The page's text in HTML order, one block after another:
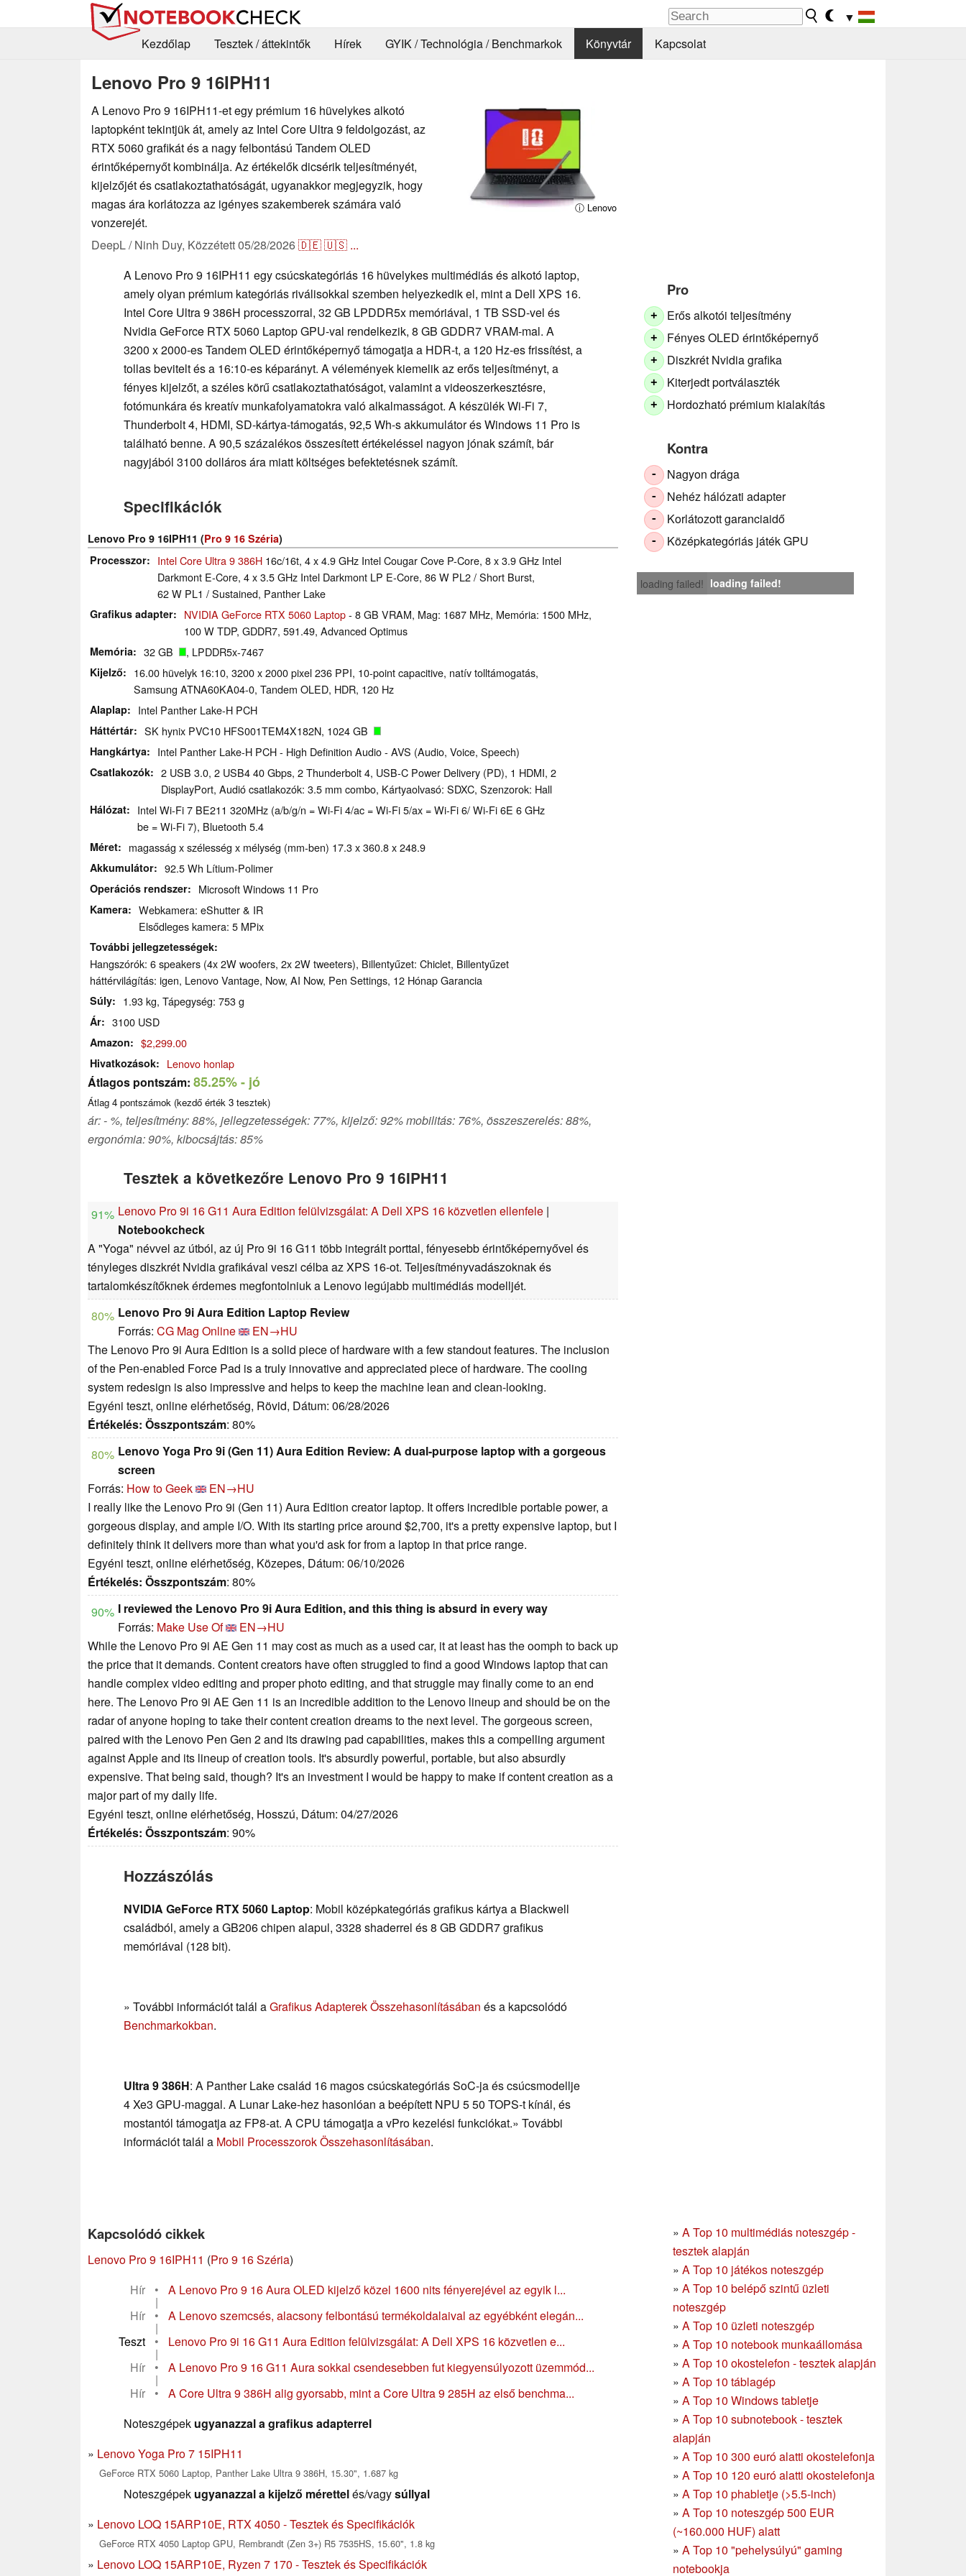
▼
Kezdőlap
Tesztek / áttekintők Hírek GYIK / Technológia / Benchmarkok Könyvtár Kapcsolat
Lenovo Pro 9 16IPH11
ⓘ Lenovo
A Lenovo Pro 9 16IPH11-et egy prémium 16 hüvelykes alkotó
laptopként tekintjük át, amely az Intel Core Ultra 9 feldolgozást, az
RTX 5060 grafikát és a nagy felbontású Tandem OLED
érintőképernyőt kombinálja. Az értékelők dicsérik teljesítményét,
kijelzőjét és csatlakoztathatóságát, ugyanakkor megjegyzik, hogy
magas ára korlátozza az igényes szakemberek számára való
vonzerejét.
DeepL / Ninh Duy, Közzétett05/28/2026🇩🇪🇺🇸 ...
Pro
+ Erős alkotói teljesítmény
+ Fényes OLED érintőképernyő
+ Diszkrét Nvidia grafika
+ Kiterjedt portválaszték
+ Hordozható prémium kialakítás
Kontra
- Nagyon drága
- Nehéz hálózati adapter
- Korlátozott garanciaidő
- Középkategóriás játék GPU
loading failed! loading failed!
A Lenovo Pro 9 16IPH11 egy csúcskategóriás 16 hüvelykes multimédiás és alkotó laptop,
amely olyan prémium kategóriás riválisokkal szemben helyezkedik el, mint a Dell XPS 16.
Intel Core Ultra 9 386H processzorral, 32 GB LPDDR5x memóriával, 1 TB SSD-vel és
Nvidia GeForce RTX 5060 Laptop GPU-val rendelkezik, 8 GB GDDR7 VRAM-mal. A
3200 x 2000-es Tandem OLED érintőképernyő támogatja a HDR-t, a 120 Hz-es frissítést, a
tollas bevitelt és a 16:10-es képarányt. A vélemények kiemelik az erős teljesítményt, a
fényes kijelzőt, a széles körű csatlakoztathatóságot, valamint a videoszerkesztésre,
fotómunkára és kreatív munkafolyamatokra való alkalmasságot. A készülék Wi-Fi 7,
Thunderbolt 4, HDMI, SD-kártya-támogatás, 92,5 Wh-s akkumulátor és Windows 11 Pro is
található benne. A 90,5 százalékos összesített értékeléssel nagyon jónak számít, bár
nagyjából 3100 dolláros ára miatt költséges befektetésnek számít.
Specifikációk
Lenovo Pro 9 16IPH11 (Pro 9 16 Széria)
Processzor
Intel Core Ultra 9 386H 16c/16t, 4 x 4.9 GHz Intel Cougar Cove P-Core, 8 x 3.9 GHz Intel
Darkmont E-Core, 4 x 3.5 GHz Intel Darkmont LP E-Core, 86 W PL2 / Short Burst,
62 W PL1 / Sustained, Panther Lake
Grafikus adapter NVIDIA GeForce RTX 5060 Laptop- 8 GB VRAM, Mag: 1687 MHz, Memória: 1500 MHz,
100 W TDP, GDDR7, 591.49, Advanced Optimus
Memória 32 GB , LPDDR5x-7467
Kijelző
16.00 hüvelyk 16:10, 3200 x 2000 pixel 236 PPI, 10-point capacitive, natív tolltámogatás,
Samsung ATNA60KA04-0, Tandem OLED, HDR, 120 Hz
Alaplap Intel Panther Lake-H PCH
Háttértár SK hynix PVC10 HFS001TEM4X182N, 1024 GB
Hangkártya Intel Panther Lake-H PCH - High Definition Audio - AVS (Audio, Voice, Speech)
Csatlakozók
2 USB 3.0, 2 USB4 40 Gbps, 2 Thunderbolt 4, USB-C Power Delivery (PD), 1 HDMI, 2
DisplayPort, Audió csatlakozók: 3.5 mm combo, Kártyaolvasó: SDXC, Szenzorok: Hall
Hálózat
Intel Wi-Fi 7 BE211 320MHz (a/b/g/n = Wi-Fi 4/ac = Wi-Fi 5/ax = Wi-Fi 6/ Wi-Fi 6E 6 GHz
be = Wi-Fi 7), Bluetooth 5.4
Méret magasság x szélesség x mélység (mm-ben) 17.3 x 360.8 x 248.9
Akkumulátor 92.5 Wh Lítium-Polimer
Operációs rendszer Microsoft Windows 11 Pro
Kamera
Webkamera: eShutter & IR
Elsődleges kamera: 5 MPix
További jellegzetességek
Hangszórók: 6 speakers (4x 2W woofers, 2x 2W tweeters), Billentyűzet: Chiclet, Billentyűzet
háttérvilágítás: igen, Lenovo Vantage, Now, AI Now, Pen Settings, 12 Hónap Garancia
Súly 1.93 kg, Tápegység: 753 g
Ár 3100 USD
Amazon $2,299.00
Hivatkozások Lenovo honlap
Átlagos pontszám: 85.25%- jó
Átlag 4 pontszámok (kezdő érték 3 tesztek)
ár: - %, teljesítmény: 88%, jellegzetességek: 77%, kijelző: 92% mobilitás: 76%, összeszerelés: 88%,
ergonómia: 90%, kibocsájtás: 85%
Tesztek a következőre Lenovo Pro 9 16IPH11
91% Lenovo Pro 9i 16 G11 Aura Edition felülvizsgálat: A Dell XPS 16 közvetlen ellenfele |
Notebookcheck
A "Yoga" névvel az útból, az új Pro 9i 16 G11 több integrált porttal, fényesebb érintőképernyővel és
tényleges diszkrét Nvidia grafikával veszi célba az XPS 16-ot. Teljesítményvadászoknak és
tartalomkészítőknek érdemes megfontolniuk a Lenovo legújabb multimédiás modelljét.
80% Lenovo Pro 9i Aura Edition Laptop Review
Forrás: CG Mag Online
EN→HU
The Lenovo Pro 9i Aura Edition is a solid piece of hardware with a few standout features. The inclusion
of the Pen-enabled Force Pad is a truly innovative and appreciated piece of hardware. The cooling
system redesign is also impressive and helps to keep the machine lean and clean-looking.
Egyéni teszt, online elérhetőség, Rövid, Dátum: 06/28/2026
Értékelés: Összpontszám: 80%
80% Lenovo Yoga Pro 9i (Gen 11) Aura Edition Review: A dual-purpose laptop with a gorgeous
screen
Forrás: How to Geek
EN→HU
I really like the Lenovo Pro 9i (Gen 11) Aura Edition creator laptop. It offers incredible portable power, a
gorgeous display, and ample I/O. With its starting price around $2,700, it's a pretty expensive laptop, but I
definitely think it delivers more than what you'd ask for from a laptop in that price range.
Egyéni teszt, online elérhetőség, Közepes, Dátum: 06/10/2026
Értékelés: Összpontszám: 80%
90% I reviewed the Lenovo Pro 9i Aura Edition, and this thing is absurd in every way
Forrás: Make Use Of
EN→HU
While the Lenovo Pro 9i AE Gen 11 may cost as much as a used car, it at least has the oomph to back up
the price that it demands. Content creators have often struggled to find a good Windows laptop that can
handle complex video editing and proper photo editing, and that struggle may finally come to an end
here. The Lenovo Pro 9i AE Gen 11 is an incredible addition to the Lenovo lineup and should be on the
radar of anyone hoping to take their content creation dreams to the next level. The gorgeous screen,
paired with the Lenovo Pen Gen 2 and its drawing pad capabilities, makes this a compelling argument
against Apple and its lineup of creation tools. It's absurdly powerful, portable, but also absurdly
expensive. That being said, though? It's an investment I would be happy to make if content creation as a
major part of my daily life.
Egyéni teszt, online elérhetőség, Hosszú, Dátum: 04/27/2026
Értékelés: Összpontszám: 90%
Hozzászólás
NVIDIA GeForce RTX 5060 Laptop: Mobil középkategóriás grafikus kártya a Blackwell
családból, amely a GB206 chipen alapul, 3328 shaderrel és 8 GB GDDR7 grafikus
memóriával (128 bit).
» További információt talál aGrafikus Adapterek Összehasonlításában és a kapcsolódó
Benchmarkokban.
Ultra 9 386H: A Panther Lake család 16 magos csúcskategóriás SoC-ja és csúcsmodellje
4 Xe3 GPU-maggal. A Lunar Lake-hez hasonlóan a beépített NPU 5 50 TOPS-t kínál, és
mostantól támogatja az FP8-at. A CPU támogatja a vPro kezelési funkciókat.» További
információt talál a Mobil Processzorok Összehasonlításában.
» A Top 10 multimédiás noteszgép -
tesztek alapján
» A Top 10 játékos noteszgép
» A Top 10 belépő szintű üzleti
noteszgép
» A Top 10 üzleti noteszgép
» A Top 10 notebook munkaállomása
» A Top 10 okostelefon - tesztek alapján
» A Top 10 táblagép
» A Top 10 Windows tabletje
» A Top 10 subnotebook - tesztek
alapján
» A Top 10 300 euró alatti okostelefonja
» A Top 10 120 euró alatti okostelefonja
» A Top 10 phabletje (>5.5-inch)
» A Top 10 noteszgép 500 EUR
(~160.000 HUF) alatt
» A Top 10 "pehelysúlyú" gaming
notebookja
Kapcsolódó cikkek
Lenovo Pro 9 16IPH11 (Pro 9 16 Széria)
Hír
• A Lenovo Pro 9 16 Aura OLED kijelző közel 1600 nits fényerejével az egyik l...
|
Hír
• A Lenovo szemcsés, alacsony felbontású termékoldalaival az egyébként elegán...
|
Teszt
• Lenovo Pro 9i 16 G11 Aura Edition felülvizsgálat: A Dell XPS 16 közvetlen e...
|
Hír
• A Lenovo Pro 9 16 G11 Aura sokkal csendesebben fut kiegyensúlyozott üzemmód...
|
Hír
•
A Core Ultra 9 386H alig gyorsabb, mint a Core Ultra 9 285H az első benchma...
Noteszgépek ugyanazzal a grafikus adapterrel
Lenovo Yoga Pro 7 15IPH11
GeForce RTX 5060 Laptop, Panther Lake Ultra 9 386H, 15.30", 1.687 kg
Noteszgépek ugyanazzal a kijelző mérettelés/vagysúllyal
Lenovo LOQ 15ARP10E, RTX 4050 - Tesztek és Specifikációk
GeForce RTX 4050 Laptop GPU, Rembrandt (Zen 3+) R5 7535HS, 15.60", 1.8 kg
Lenovo LOQ 15ARP10E, Ryzen 7 170 - Tesztek és Specifikációk